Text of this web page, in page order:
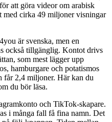
att göra videor om arabisk
med cirka 49 miljoner visningar
är svenska, men en
också tillgänglig. Kontot drivs
som mest lägger upp
hamburgare och potatismos
får 2,4 miljoner. Här kan du
du bör läsa.
och TikTok-skapare.
i många fall få fina namn. Det